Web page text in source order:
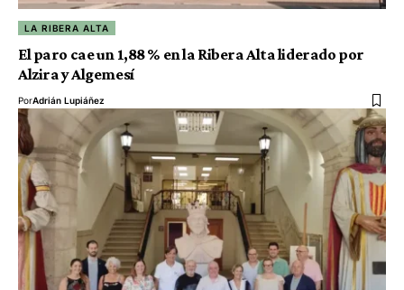
LA RIBERA ALTA
El paro cae un 1,88 % en la Ribera Alta liderado por
Alzira y Algemesí
PorAdrián Lupiáñez